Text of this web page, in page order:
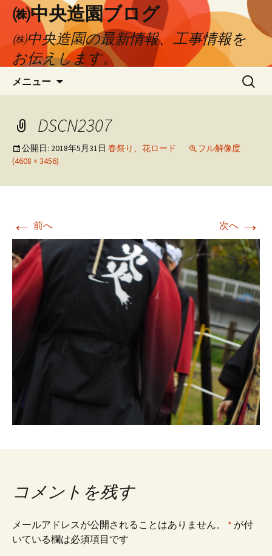
㈱中央造園ブログ
㈱中央造園の最新情報、工事情報を
お伝えします。
メニュー
ン
ツ
へ
検
DSCN2307
公開日: 2018年5月31日 春祭り、花ロード
フル解像度
(4608 × 3456)
← 前へ 次へ →
コメントを残す
メールアドレスが公開されることはありません。 * が付
いている欄は必須項目です